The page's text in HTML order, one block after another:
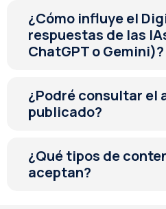
¿Cómo influye el
respuestas de las
ChatGPT o Gemini)?
¿Podré consultar el
publicado?
¿Qué tipos de
aceptan?